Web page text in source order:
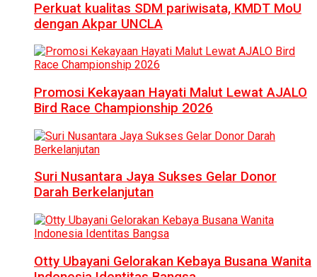
Perkuat kualitas SDM pariwisata, KMDT MoU
dengan Akpar UNCLA
Promosi Kekayaan Hayati Malut Lewat AJALO
Bird Race Championship 2026
Suri Nusantara Jaya Sukses Gelar Donor
Darah Berkelanjutan
Otty Ubayani Gelorakan Kebaya Busana Wanita